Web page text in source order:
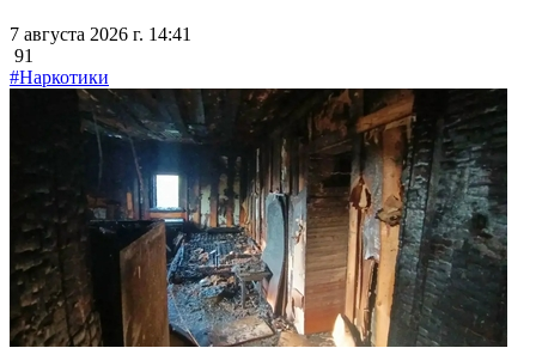
7 августа 2026 г. 14:41
91
#Наркотики